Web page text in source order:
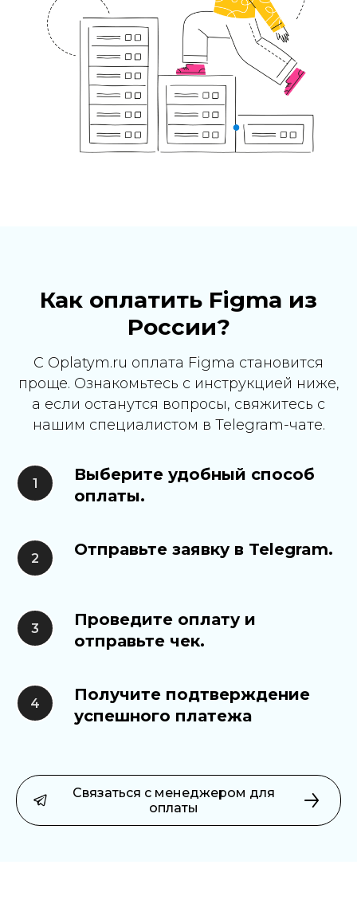
Как оплатить Figma из
России?
С Oplatym.ru оплата Figma становится
проще. Ознакомьтесь с инструкцией ниже,
а если останутся вопросы, свяжитесь с
нашим специалистом в Telegram-чате.
Выберите удобный способ
оплаты.
Отправьте заявку в Telegram.
Проведите оплату и
отправьте чек.
Получите подтверждение
успешного платежа
Связаться с менеджером для
оплаты